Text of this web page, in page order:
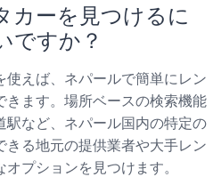
カーを見つけるに
ですか？
使えば、ネパールで簡単にレン
きます。場所ベースの検索機能
駅など、ネパール国内の特定の
る地元の提供業者や大手レン
プションを見つけます。